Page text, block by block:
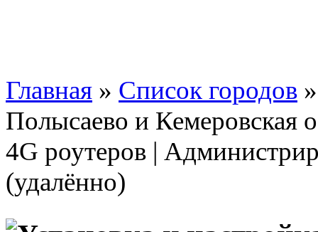
Главная » Список городов
Полысаево и Кемеровская
4G роутеров |
(удалённо)